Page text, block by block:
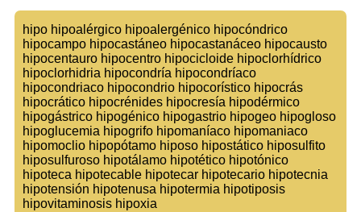
hipo hipoalérgico hipoalergénico hipocóndrico
hipocampo hipocastáneo hipocastanáceo hipocausto
hipocentauro hipocentro hipocicloide hipoclorhídrico
hipoclorhidria hipocondría hipocondríaco
hipocondriaco hipocondrio hipocorístico hipocrás
hipocrático hipocrénides hipocresía hipodérmico
hipogástrico hipogénico hipogastrio hipogeo hipogloso
hipoglucemia hipogrifo hipomaníaco hipomaniaco
hipomoclio hipopótamo hiposo hipostático hiposulfito
hiposulfuroso hipotálamo hipotético hipotónico
hipoteca hipotecable hipotecar hipotecario hipotecnia
hipotensión hipotenusa hipotermia hipotiposis
hipovitaminosis hipoxia